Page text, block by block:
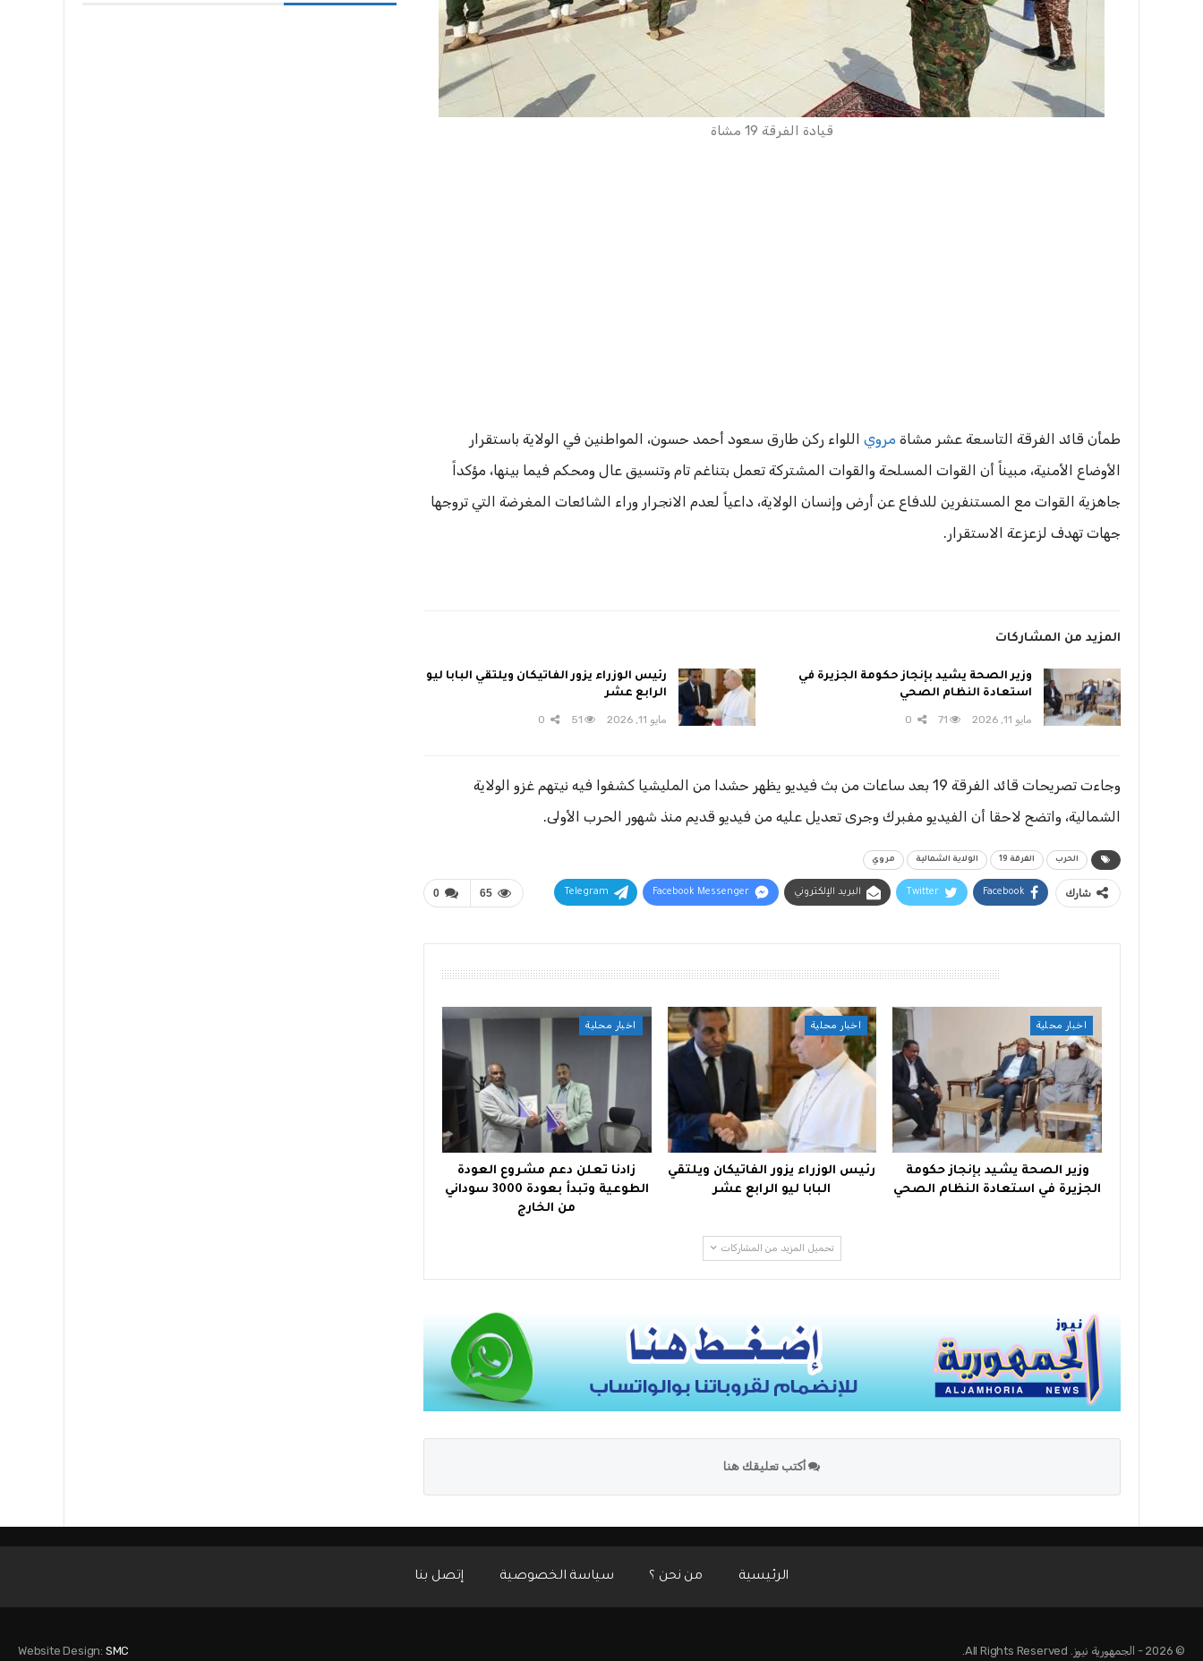
قيادة الفرقة 19 مشاة
طمأن قائد الفرقة التاسعة عشر مشاة مروي اللواء ركن طارق سعود أحمد حسون، المواطنين في الولاية باستقرار
الأوضاع الأمنية، مبيناً أن القوات المسلحة والقوات المشتركة تعمل بتناغم تام وتنسيق عال ومحكم فيما بينها، مؤكداً
جاهزية القوات مع المستنفرين للدفاع عن أرض وإنسان الولاية، داعياً لعدم الانجرار وراء الشائعات المغرضة التي تروجها
جهات تهدف لزعزعة الاستقرار.
المزيد من المشاركات
وزير الصحة يشيد بإنجاز حكومة الجزيرة في
استعادة النظام الصحي
مايو 11, 2026 71
رئيس الوزراء يزور الفاتيكان ويلتقي البابا ليو
الرابع عشر
مايو 11, 2026 51
وجاءت تصريحات قائد الفرقة 19 بعد ساعات من بث فيديو يظهر حشدا من المليشيا كشفوا فيه نيتهم غزو الولاية
الشمالية، واتضح لاحقا أن الفيديو مفبرك وجرى تعديل عليه من فيديو قديم منذ شهور الحرب الأولى.
الحرب الفرقة 19 الولاية الشمالية مروي
0 65 شارك Facebook
Twitter البريد الإلكتروني Facebook Messenger
Telegram
اخبار محلية
وزير الصحة يشيد بإنجاز حكومة
الجزيرة في استعادة النظام الصحي
اخبار محلية
رئيس الوزراء يزور الفاتيكان ويلتقي
البابا ليو الرابع عشر
اخبار محلية
زادنا تعلن دعم مشروع العودة
الطوعية وتبدأ بعودة 3000 سوداني
من الخارج
تحميل المزيد من المشاركات
أكتب تعليقك هنا
الرئيسية من نحن ؟ سياسة الخصوصية إتصل بنا
© 2026 - الجمهورية نيوز. All Rights Reserved. Website Design: SMC